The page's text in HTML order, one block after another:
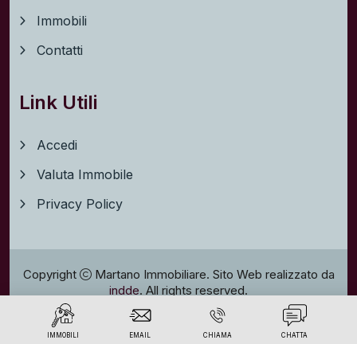
Immobili
Contatti
Link Utili
Accedi
Valuta Immobile
Privacy Policy
Copyright
Martano Immobiliare. Sito Web realizzato da
indde. All rights reserved.
Privacy policy
IMMOBILI EMAIL CHIAMA CHATTA